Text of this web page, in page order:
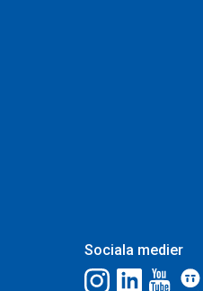
Sociala medier